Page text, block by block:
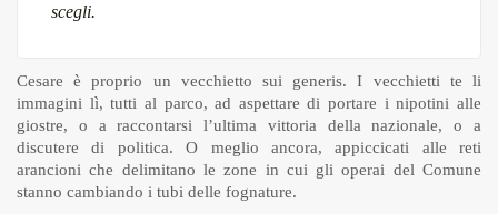
scegli.
Cesare è proprio un vecchietto sui generis. I vecchietti te li
immagini lì, tutti al parco, ad aspettare di portare i nipotini alle
giostre, o a raccontarsi l’ultima vittoria della nazionale, o a
discutere di politica. O meglio ancora, appiccicati alle reti
arancioni che delimitano le zone in cui gli operai del Comune
stanno cambiando i tubi delle fognature.